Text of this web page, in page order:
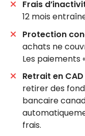
Frais
12 mois
Protection
achats ne
Les paiements
Retrait en
retirer des
bancaire
frais.